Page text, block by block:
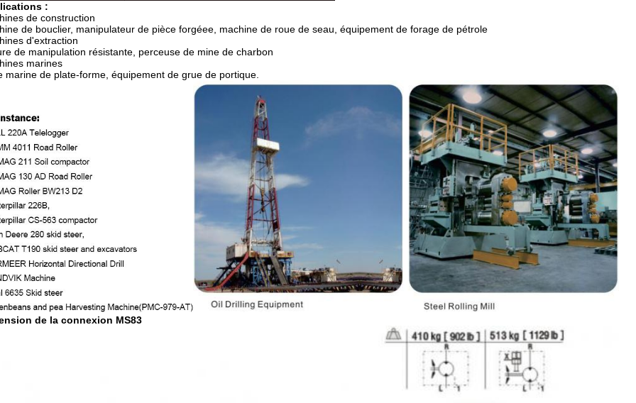
:
de construction
de bouclier, manipulateur de pièce forgéee, machine de roue de seau, équipement de forage de pétrole
d'extraction
de manipulation résistante, perceuse de mine de charbon
marines
marine de plate-forme, équipement de grue de portique.
de la connexion MS83